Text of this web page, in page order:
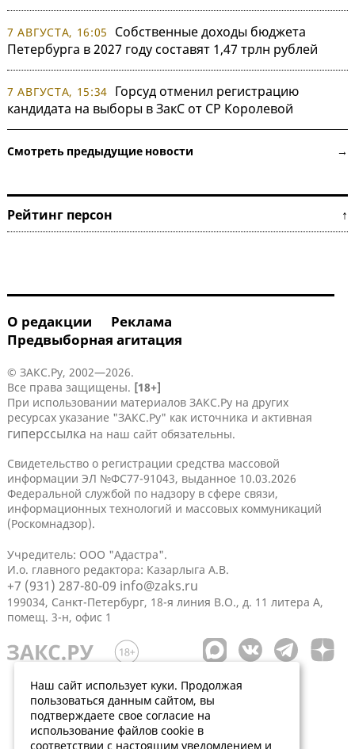
7 АВГУСТА, 16:05
Собственные доходы бюджета
Петербурга в 2027 году составят 1,47 трлн рублей
7 АВГУСТА, 15:34 Горсуд отменил регистрацию
кандидата на выборы в ЗакС от СР Королевой
Смотреть предыдущие новости →
Рейтинг персон ↑
О редакции
Реклама
Предвыборная агитация
© ЗАКС.Ру, 2002—2026.
Все права защищены. [18+]
При использовании материалов ЗАКС.Ру на других
ресурсах указание "ЗАКС.Ру" как источника и активная
гиперссылка на наш сайт обязательны.
Свидетельство о регистрации средства массовой
информации ЭЛ №ФС77-91043, выданное 10.03.2026
Федеральной службой по надзору в сфере связи,
информационных технологий и массовых коммуникаций
(Роскомнадзор).
Учредитель: ООО "Адастра".
И.о. главного редактора: Казарлыга А.В.
+7 (931) 287-80-09 info@zaks.ru
199034, Санкт-Петербург, 18-я линия В.О., д. 11 литера А,
помещ. 3-н, офис 1
Наш сайт использует куки. Продолжая
пользоваться данным сайтом, вы
подтверждаете свое согласие на
использование файлов cookie в
соответствии с настоящим уведомлением и